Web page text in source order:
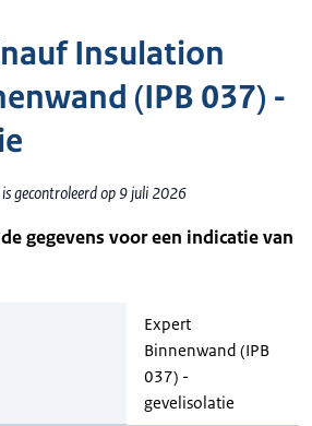
Insulation
(IPB 037) -
gecontroleerd op 9 juli 2026
gegevens voor een indicatie van
Expert
Binnenwand (IPB
037) -
gevelisolatie